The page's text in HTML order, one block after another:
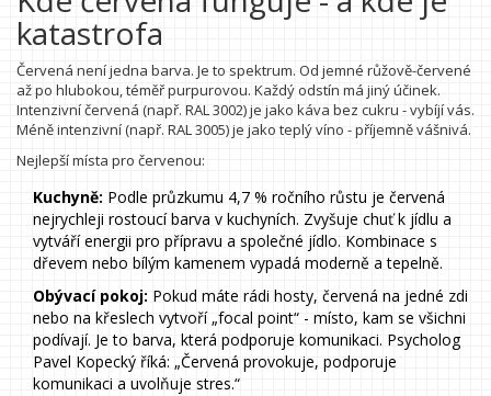
katastrofa
Červená není jedna barva. Je to spektrum. Od jemné růžově-červené
až po hlubokou, téměř purpurovou. Každý odstín má jiný účinek.
Intenzivní červená (např. RAL 3002) je jako káva bez cukru - vybíjí vás.
Méně intenzivní (např. RAL 3005) je jako teplý víno - příjemně vášnivá.
Nejlepší místa pro červenou:
Kuchyně: Podle průzkumu 4,7 % ročního růstu je červená
nejrychleji rostoucí barva v kuchyních. Zvyšuje chuť k jídlu a
vytváří energii pro přípravu a společné jídlo. Kombinace s
dřevem nebo bílým kamenem vypadá moderně a tepelně.
Obývací pokoj: Pokud máte rádi hosty, červená na jedné zdi
nebo na křeslech vytvoří „focal point“ - místo, kam se všichni
podívají. Je to barva, která podporuje komunikaci. Psycholog
Pavel Kopecký říká: „Červená provokuje, podporuje
komunikaci a uvolňuje stres.“